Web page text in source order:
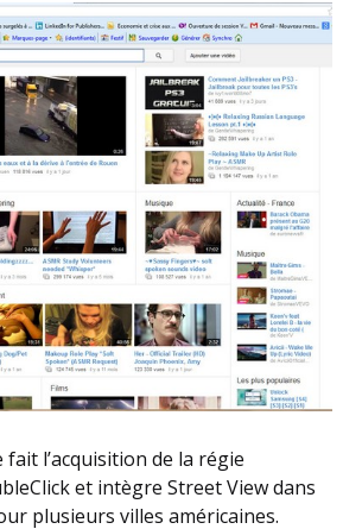
fait l’acquisition de la régie
et intègre Street View dans
plusieurs villes américaines.